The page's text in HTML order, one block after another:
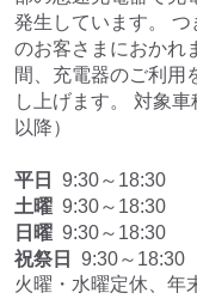
発生しています。
のお客さまにおかれ
間、充電器のご利用
し上げます。 対象
以降）
平日
9:30～18:30
土曜 9:30～18:30
日曜 9:30～18:30
祝祭日
9:30～18:30
火曜・水曜定休、年